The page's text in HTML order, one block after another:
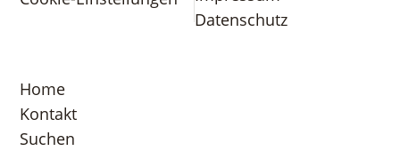
Datenschutz
Home
Kontakt
Suchen